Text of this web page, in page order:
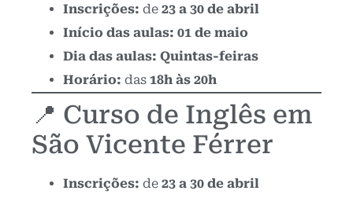
Inscrições: de 23 a 30 de abril
Início das aulas: 01 de maio
Dia das aulas: Quintas-feiras
Horário: das 18h às 20h
📍 Curso de Inglês em
São Vicente Férrer
Inscrições: de 23 a 30 de abril